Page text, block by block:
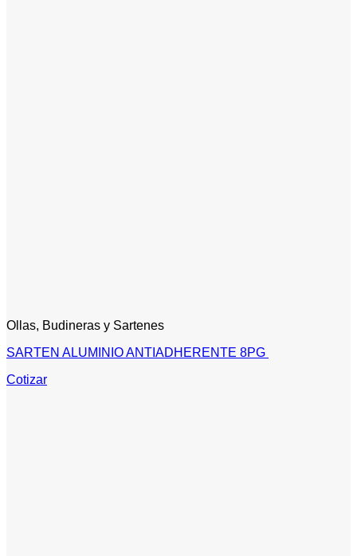
Ollas, Budineras y Sartenes
SARTEN ALUMINIO ANTIADHERENTE 8PG
Cotizar